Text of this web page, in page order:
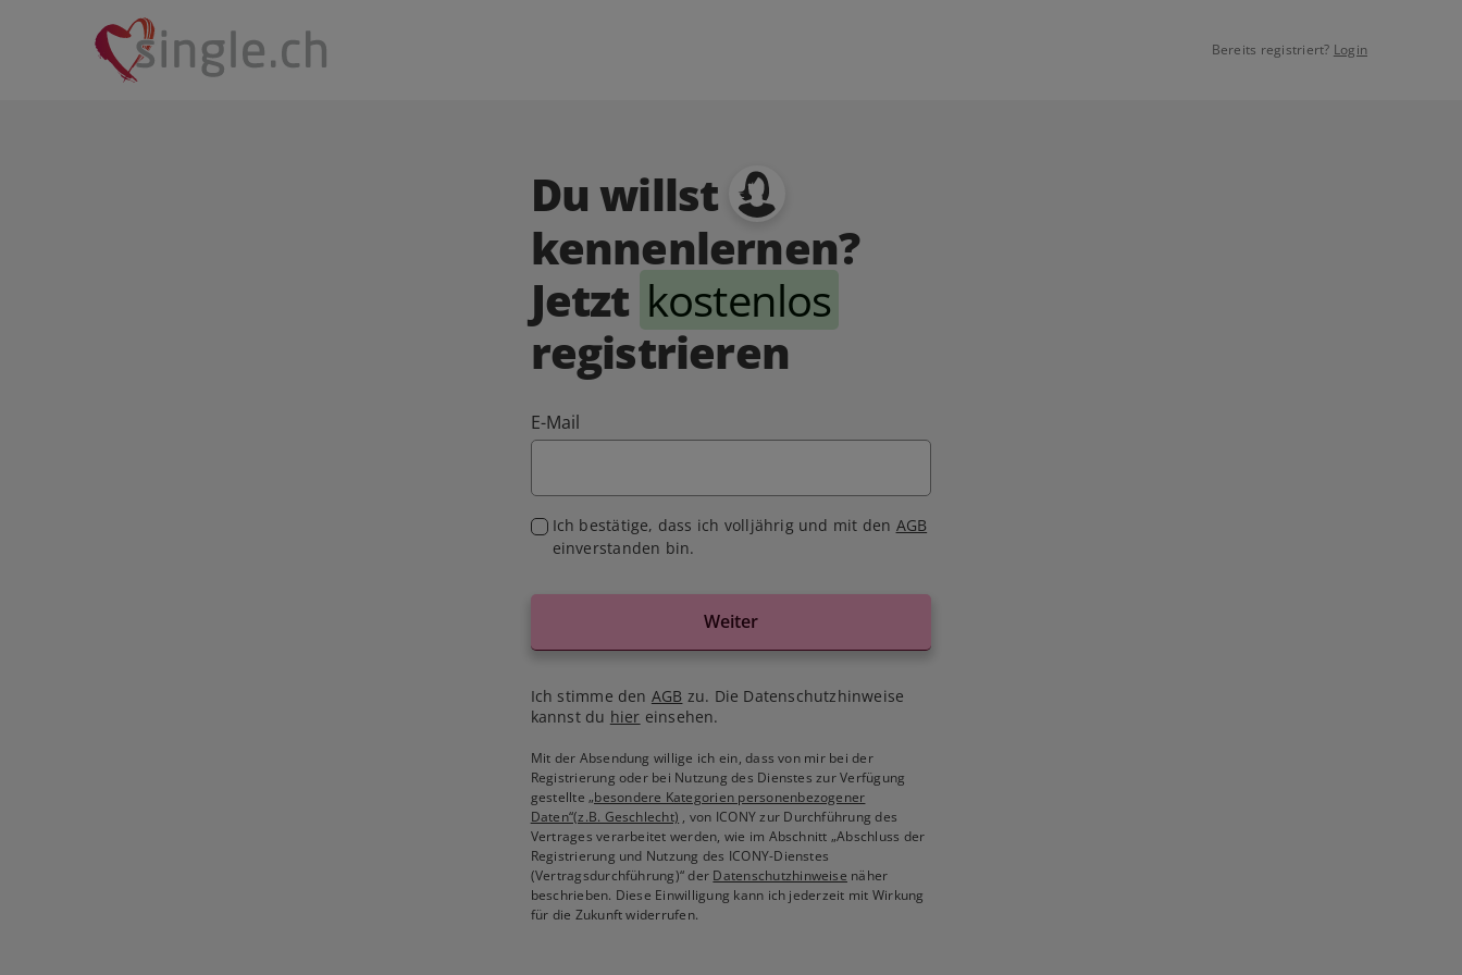
Bereits registriert? Login
Du willst
kennenlernen?
Jetzt kostenlos
registrieren
E-Mail
Ich bestätige, dass ich volljährig und mit den AGB
einverstanden bin.
Weiter
Ich stimme den AGB zu. Die Datenschutzhinweise
kannst du hier einsehen.
Mit der Absendung willige ich ein, dass von mir bei der
Registrierung oder bei Nutzung des Dienstes zur Verfügung
gestellte„besondere Kategorien personenbezogener
Daten“(z.B. Geschlecht) , von ICONY zur Durchführung des
Vertrages verarbeitet werden, wie im Abschnitt „Abschluss der
Registrierung und Nutzung des ICONY-Dienstes
(Vertragsdurchführung)“ der Datenschutzhinweise näher
beschrieben. Diese Einwilligung kann ich jederzeit mit Wirkung
für die Zukunft widerrufen.